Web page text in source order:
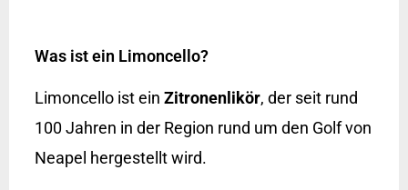
Was ist ein Limoncello?
Limoncello ist ein Zitronenlikör, der seit rund
100 Jahren in der Region rund um den Golf von
Neapel hergestellt wird.